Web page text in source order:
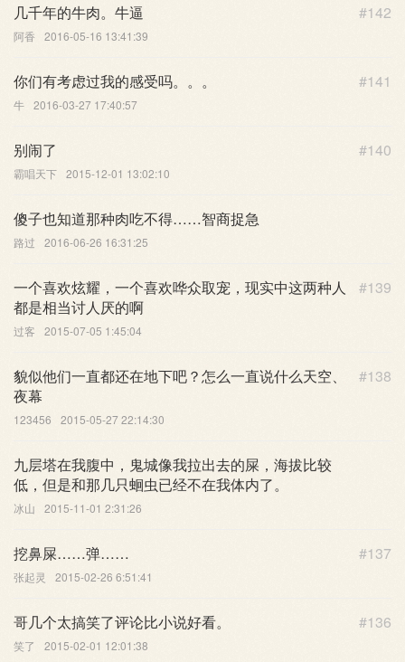
#142
几千年的牛肉。牛逼
阿香 2016-05-16 13:41:39
#141
你们有考虑过我的感受吗。。。
牛 2016-03-27 17:40:57
#140
别闹了
霸唱天下 2015-12-01 13:02:10
傻子也知道那种肉吃不得……智商捉急
路过 2016-06-26 16:31:25
#139
一个喜欢炫耀，一个喜欢哗众取宠，现实中这两种人
都是相当讨人厌的啊
过客 2015-07-05 1:45:04
#138
貌似他们一直都还在地下吧？怎么一直说什么天空、
夜幕
123456 2015-05-27 22:14:30
九层塔在我腹中，鬼城像我拉出去的屎，海拔比较
低，但是和那几只蛔虫已经不在我体内了。
冰山 2015-11-01 2:31:26
#137
挖鼻屎……弹……
张起灵 2015-02-26 6:51:41
#136
哥几个太搞笑了评论比小说好看。
笑了 2015-02-01 12:01:38